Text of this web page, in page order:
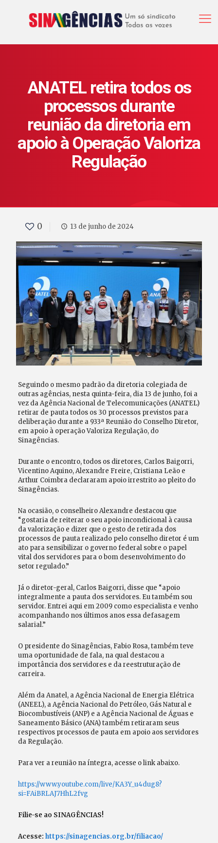
ANATEL retira todos os
processos durante
reunião da diretoria em
apoio à Operação Valoriza
Regulação
0 13 de junho de 2024
Seguindo o mesmo padrão da diretoria colegiada de
outras agências, nesta quinta-feira, dia 13 de junho, foi a
vez da Agência Nacional de Telecomunicações (ANATEL)
retirar de pauta todos os 30 processos previstos para
deliberação durante a 933ª Reunião do Conselho Diretor,
em apoio à operação Valoriza Regulação, do
Sinagências.
Durante o encontro, todos os diretores, Carlos Baigorri,
Vicentino Aquino, Alexandre Freire, Cristiana Leão e
Arthur Coimbra declararam apoio irrestrito ao pleito do
Sinagências.
Na ocasião, o conselheiro Alexandre destacou que
“gostaria de reiterar o seu apoio incondicional à causa
da valorização e dizer que o gesto de retirada dos
processos de pauta realizado pelo conselho diretor é um
ato para sensibilizar o governo federal sobre o papel
vital dos servidores para o bom desenvolvimento do
setor regulado.”
Já o diretor-geral, Carlos Baigorri, disse que “apoio
integralmente a pauta dos servidores. Eu também sou
servidor. Entrei aqui em 2009 como especialista e venho
acompanhando nos últimos anos essa defasagem
salarial.”
O presidente do Sinagências, Fabio Rosa, também teve
uma oportunidade de fala, na qual destacou a
importância dos servidores e da reestruturação de
carreira.
Além da Anatel, a Agência Nacional de Energia Elétrica
(ANEEL), a Agência Nacional do Petróleo, Gás Natural e
Biocombustíveis (ANP) e a Agência Nacional de Águas e
Saneamento Básico (ANA) também retiraram seus
respectivos processos de pauta em apoio aos servidores
da Regulação.
Para ver a reunião na íntegra, acesse o link abaixo.
https://www.youtube.com/live/KA3Y_u4dug8?
si=FAiBRLAJ7HhL2fvg
Filie-se ao SINAGÊNCIAS!
Acesse: https://sinagencias.org.br/filiacao/